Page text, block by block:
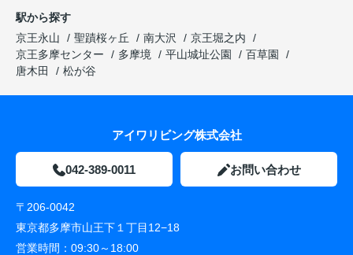
駅から探す
京王永山
聖蹟桜ヶ丘 南大沢
京王堀之内
京王多摩センター
多摩境 平山城址公園
百草園
唐木田
松が谷
アイワリビング株式会社
042-389-0011 お問い合わせ
〒206-0042
東京都多摩市山王下１丁目12−18
営業時間： 09:30～18:00